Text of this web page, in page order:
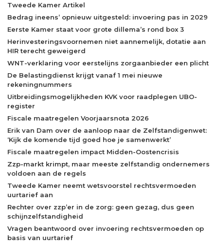
Tweede Kamer Artikel
Bedrag ineens’ opnieuw uitgesteld: invoering pas in 2029
Eerste Kamer staat voor grote dillema’s rond box 3
Herinvesteringsvoornemen niet aannemelijk, dotatie aan
HIR terecht geweigerd
WNT-verklaring voor eerstelijns zorgaanbieder een plicht
De Belastingdienst krijgt vanaf 1 mei nieuwe
rekeningnummers
Uitbreidingsmogelijkheden KVK voor raadplegen UBO-
register
Fiscale maatregelen Voorjaarsnota 2026
Erik van Dam over de aanloop naar de Zelfstandigenwet:
‘Kijk de komende tijd goed hoe je samenwerkt’
Fiscale maatregelen impact Midden-Oostencrisis
Zzp-markt krimpt, maar meeste zelfstandig ondernemers
voldoen aan de regels
Tweede Kamer neemt wetsvoorstel rechtsvermoeden
uurtarief aan
Rechter over zzp’er in de zorg: geen gezag, dus geen
schijnzelfstandigheid
Vragen beantwoord over invoering rechtsvermoeden op
basis van uurtarief